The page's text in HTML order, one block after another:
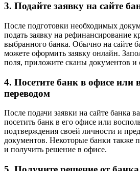
3. Подайте заявку на сайте
После подготовки необходимых
подать заявку на рефинансирование
выбранного банка. Обычно на сайте
можете оформить заявку онлайн.
поля, приложите сканы документов и
4. Посетите банк в офисе или
переводом
После подачи заявки на сайте банка
посетить банк в его офисе или
подтверждения своей личности и
документов. Некоторые банки также
и получить решение в офисе.